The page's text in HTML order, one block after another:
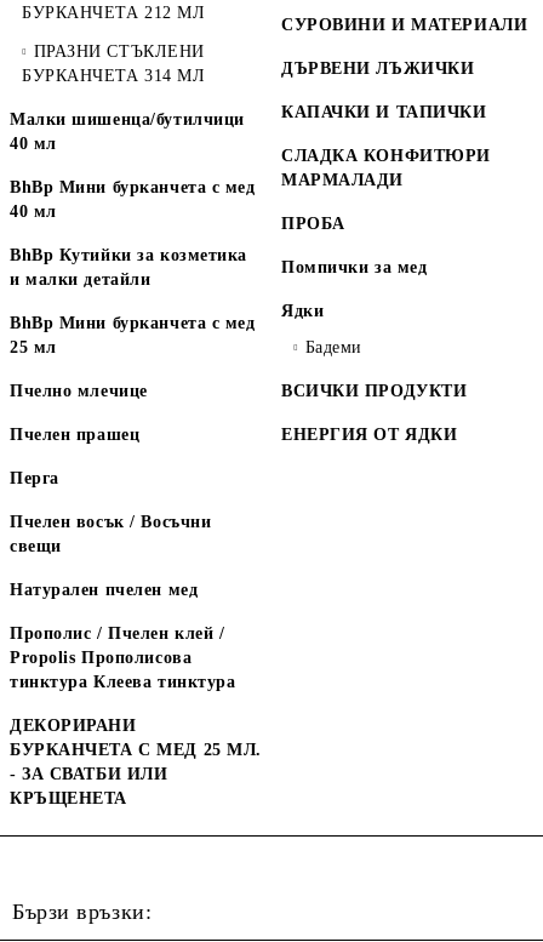
БУРКАНЧЕТА 212 МЛ
ПРАЗНИ СТЪКЛЕНИ
БУРКАНЧЕТА 314 МЛ
Малки шишенца/бутилчици
40 мл
BhBp Мини бурканчета с мед
40 мл
BhBp Кутийки за козметика
и малки детайли
BhBp Мини бурканчета с мед
25 мл
Пчелно млечице
Пчелен прашец
Перга
Пчелен восък / Восъчни
свещи
Натурален пчелен мед
Прополис / Пчелен клей /
Propolis Прополисова
тинктура Клеева тинктура
ДЕКОРИРАНИ
БУРКАНЧЕТА С МЕД 25 МЛ.
- ЗА СВАТБИ ИЛИ
КРЪЩЕНЕТА
СУРОВИНИ И МАТЕРИАЛИ
ДЪРВЕНИ ЛЪЖИЧКИ
КАПАЧКИ И ТАПИЧКИ
СЛАДКА КОНФИТЮРИ
МАРМАЛАДИ
ПРОБА
Помпички за мед
Ядки
Бадеми
ВСИЧКИ ПРОДУКТИ
ЕНЕРГИЯ ОТ ЯДКИ
Бързи връзки: